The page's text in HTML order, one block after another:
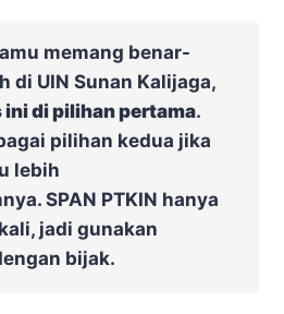
memang benar-
di UIN Sunan Kalijaga,
di pilihan pertama.
pilihan kedua jika
lebih
SPAN PTKIN hanya
jadi gunakan
bijak.